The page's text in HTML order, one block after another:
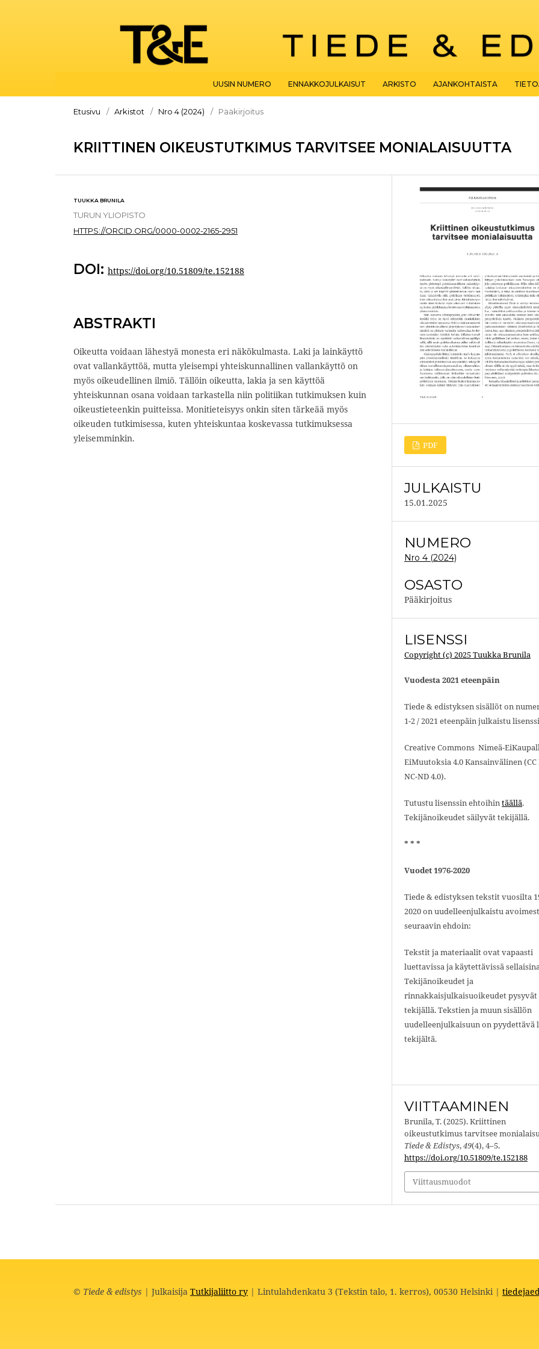
UUSIN NUMERO ENNAKKOJULKAISUT ARKISTO AJANKOHTAISTA
Etusivu / Arkistot / Nro 4 (2024) / Pääkirjoitus
KRIITTINEN OIKEUSTUTKIMUS TARVITSEE MONIALAISUUTTA
TUUKKA BRUNILA
TURUN YLIOPISTO
HTTPS://ORCID.ORG/0000-0002-2165-2951
DOI: https://doi.org/10.51809/te.152188
ABSTRAKTI
Oikeutta voidaan lähestyä monesta eri näkökulmasta. Laki ja lainkäyttö
ovat vallankäyttöä, mutta yleisempi yhteiskunnallinen vallankäyttö on
myös oikeudellinen ilmiö. Tällöin oikeutta, lakia ja sen käyttöä
yhteiskunnan osana voidaan tarkastella niin politiikan tutkimuksen kuin
oikeustieteenkin puitteissa. Monitieteisyys onkin siten tärkeää myös
oikeuden tutkimisessa, kuten yhteiskuntaa koskevassa tutkimuksessa
yleisemminkin.
PDF
JULKAISTU
15.01.2025
NUMERO
Nro 4 (2024)
OSASTO
Pääkirjoitus
LISENSSI
Copyright (c) 2025 Tuukka Brunila
Vuodesta 2021 eteenpäin
Tiede & edistyksen sisällöt on
1-2 / 2021 eteenpäin julkaistu
Creative Commons Nimeä-
EiMuutoksia 4.0 Kansainvälinen (CC
NC-ND 4.0).
Tutustu lisenssin ehtoihintäällä.
Tekijänoikeudet säilyvät tekijällä.
* * *
Vuodet 1976-2020
Tiede & edistyksen tekstit vuosilta
2020 on uudelleenjulkaistu
seuraavin ehdoin:
Tekstit ja materiaalit ovat vapaasti
luettavissa ja käytettävissä
Tekijänoikeudet ja
rinnakkaisjulkaisuoikeudet pysyvät
tekijällä. Tekstien ja muun sisällön
uudelleenjulkaisuun on pyydettävä
tekijältä.
VIITTAAMINEN
Brunila, T. (2025). Kriittinen
oikeustutkimus tarvitsee
Tiede & Edistys,49(4), 4–5.
https://doi.org/10.51809/te.152188
Viittausmuodot
© Tiede & edistys | Julkaisija Tutkijaliitto ry | Lintulahdenkatu 3 (Tekstin talo, 1. kerros), 00530 Helsinki |